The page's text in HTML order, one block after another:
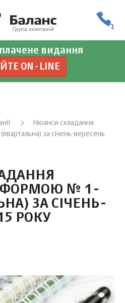
видання
ON-LINE
Нюанси складання
за січень-вересень
ФОРМОЮ № 1-
ЗА СІЧЕНЬ-
РОКУ